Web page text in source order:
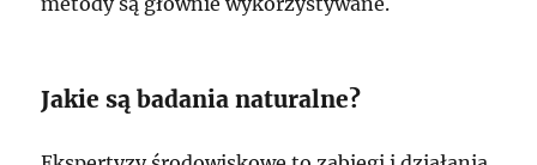
Jakie są badania naturalne?